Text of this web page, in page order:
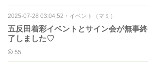
2025-07-28 03:04:52 ・ イベント（マミ）
五反田着彩イベントとサイン会が無事終
了しました♡
55